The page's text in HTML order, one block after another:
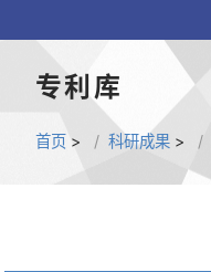
专利库
首页 > 科研成果 >